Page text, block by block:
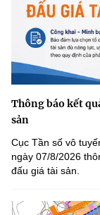
Thông báo kết
sản
Cục Tần số vô
ngày 07/8/2026
đấu giá tài sản.